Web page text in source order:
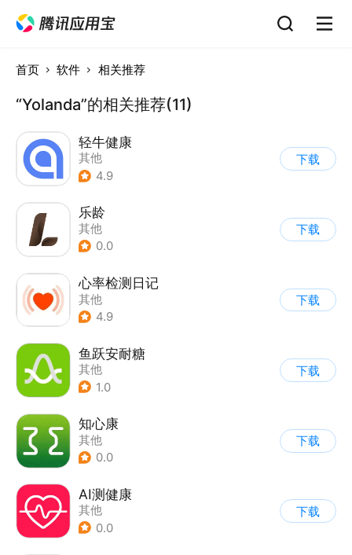
首页 软件 相关推荐
“Yolanda”的相关推荐(11)
轻牛健康
其他
4.9
下载
乐龄
其他
0.0
下载
心率检测日记
其他
4.9
下载
鱼跃安耐糖
其他
1.0
下载
知心康
其他
0.0
下载
AI测健康
其他
0.0
下载